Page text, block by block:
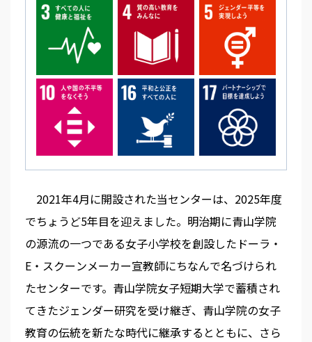
2021年4月に開設された当センターは、2025年度
でちょうど5年目を迎えました。明治期に青山学院
の源流の一つである女子小学校を創設したドーラ・
E・スクーンメーカー宣教師にちなんで名づけられ
たセンターです。青山学院女子短期大学で蓄積され
てきたジェンダー研究を受け継ぎ、青山学院の女子
教育の伝統を新たな時代に継承するとともに、さら